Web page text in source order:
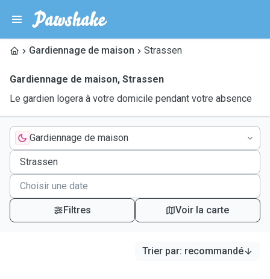
Gardiennage de maison Strassen
Gardiennage de maison, Strassen
Le gardien logera à votre domicile pendant votre absence
Gardiennage de maison
Filtres Voir la carte
Trier par: recommandé